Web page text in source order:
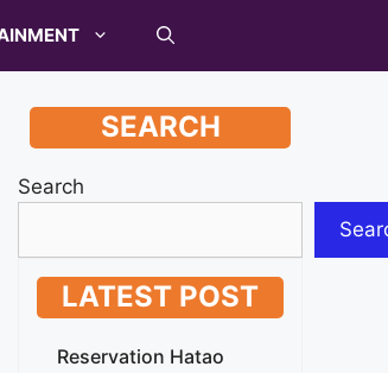
SEARCH
Search
LATEST POST
Reservation Hatao